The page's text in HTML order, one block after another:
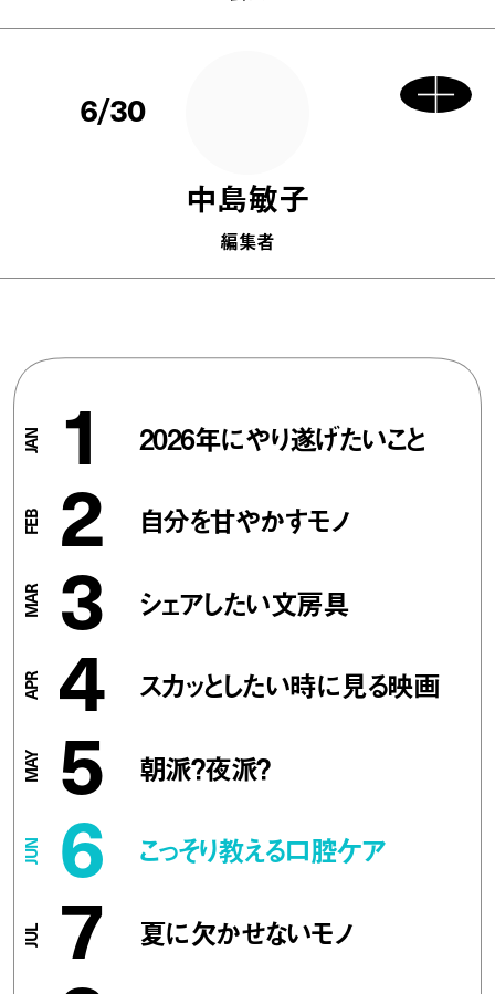
6/30
中島敏子
編集者
1 2026年にやり遂げたいこと
2 自分を甘やかすモノ
3 シェアしたい文房具
4 スカッとしたい時に見る映画
5 朝派？夜派？
6 こっそり教える口腔ケア
7 夏に欠かせないモノ